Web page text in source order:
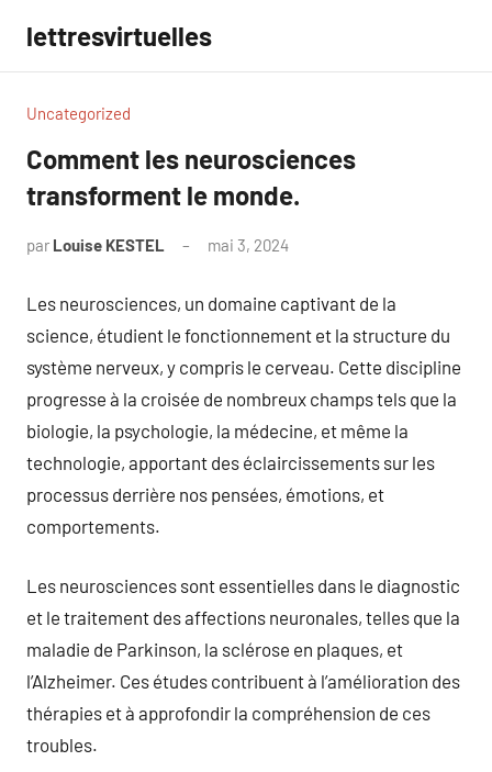
contenu
lettresvirtuelles
Uncategorized
Comment les neurosciences
transforment le monde.
par Louise KESTEL mai 3, 2024
Les neurosciences, un domaine captivant de la
science, étudient le fonctionnement et la structure du
système nerveux, y compris le cerveau. Cette discipline
progresse à la croisée de nombreux champs tels que la
biologie, la psychologie, la médecine, et même la
technologie, apportant des éclaircissements sur les
processus derrière nos pensées, émotions, et
comportements.
Les neurosciences sont essentielles dans le diagnostic
et le traitement des affections neuronales, telles que la
maladie de Parkinson, la sclérose en plaques, et
l’Alzheimer. Ces études contribuent à l’amélioration des
thérapies et à approfondir la compréhension de ces
troubles.